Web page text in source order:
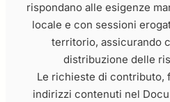
rispondano alle esigenze
locale e con sessioni
territorio, assicurando
distribuzione delle
Le richieste di contributo,
indirizzi contenuti nel